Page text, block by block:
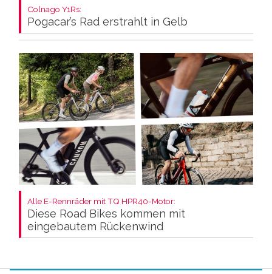
Colnago Y1Rs:
Pogacar’s Rad erstrahlt in Gelb
Alle E-Rennräder mit TQ HPR40-Motor:
Diese Road Bikes kommen mit
eingebautem Rückenwind